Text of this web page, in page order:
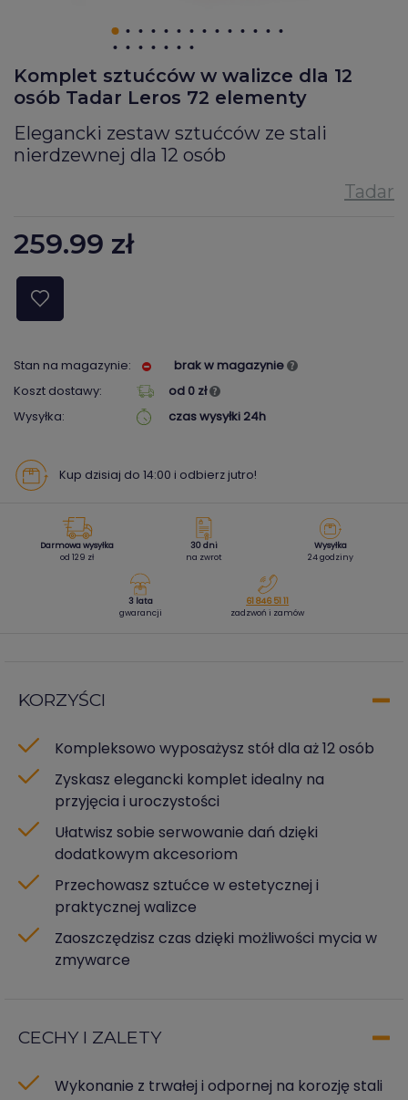
Komplet sztućców w walizce dla 12
osób Tadar Leros 72 elementy
Elegancki zestaw sztućców ze stali
nierdzewnej dla 12 osób
259.99 zł
Stan na magazynie:
brak w magazynie
Koszt dostawy:
od 0 zł
Wysyłka:
czas wysyłki 24h
Kup dzisiaj do 14:00 i odbierz jutro!
Darmowa wysyłka
od 129 zł
30 dni
na zwrot
Wysyłka
24 godziny
3 lata
gwarancji
61 846 51 11
zadzwoń i zamów
KORZYŚCI
Kompleksowo wyposażysz stół dla aż 12 osób
Zyskasz elegancki komplet idealny na
przyjęcia i uroczystości
Ułatwisz sobie serwowanie dań dzięki
dodatkowym akcesoriom
Przechowasz sztućce w estetycznej i
praktycznej walizce
Zaoszczędzisz czas dzięki możliwości mycia w
zmywarce
CECHY I ZALETY
Wykonanie z trwałej i odpornej na korozję stali